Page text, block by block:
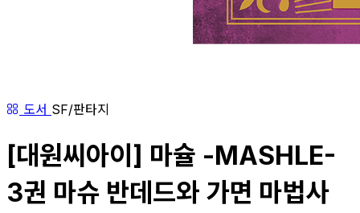
도서 SF/판타지
[대원씨아이] 마슐 -MASHLE-
3권 마슈 반데드와 가면 마법사